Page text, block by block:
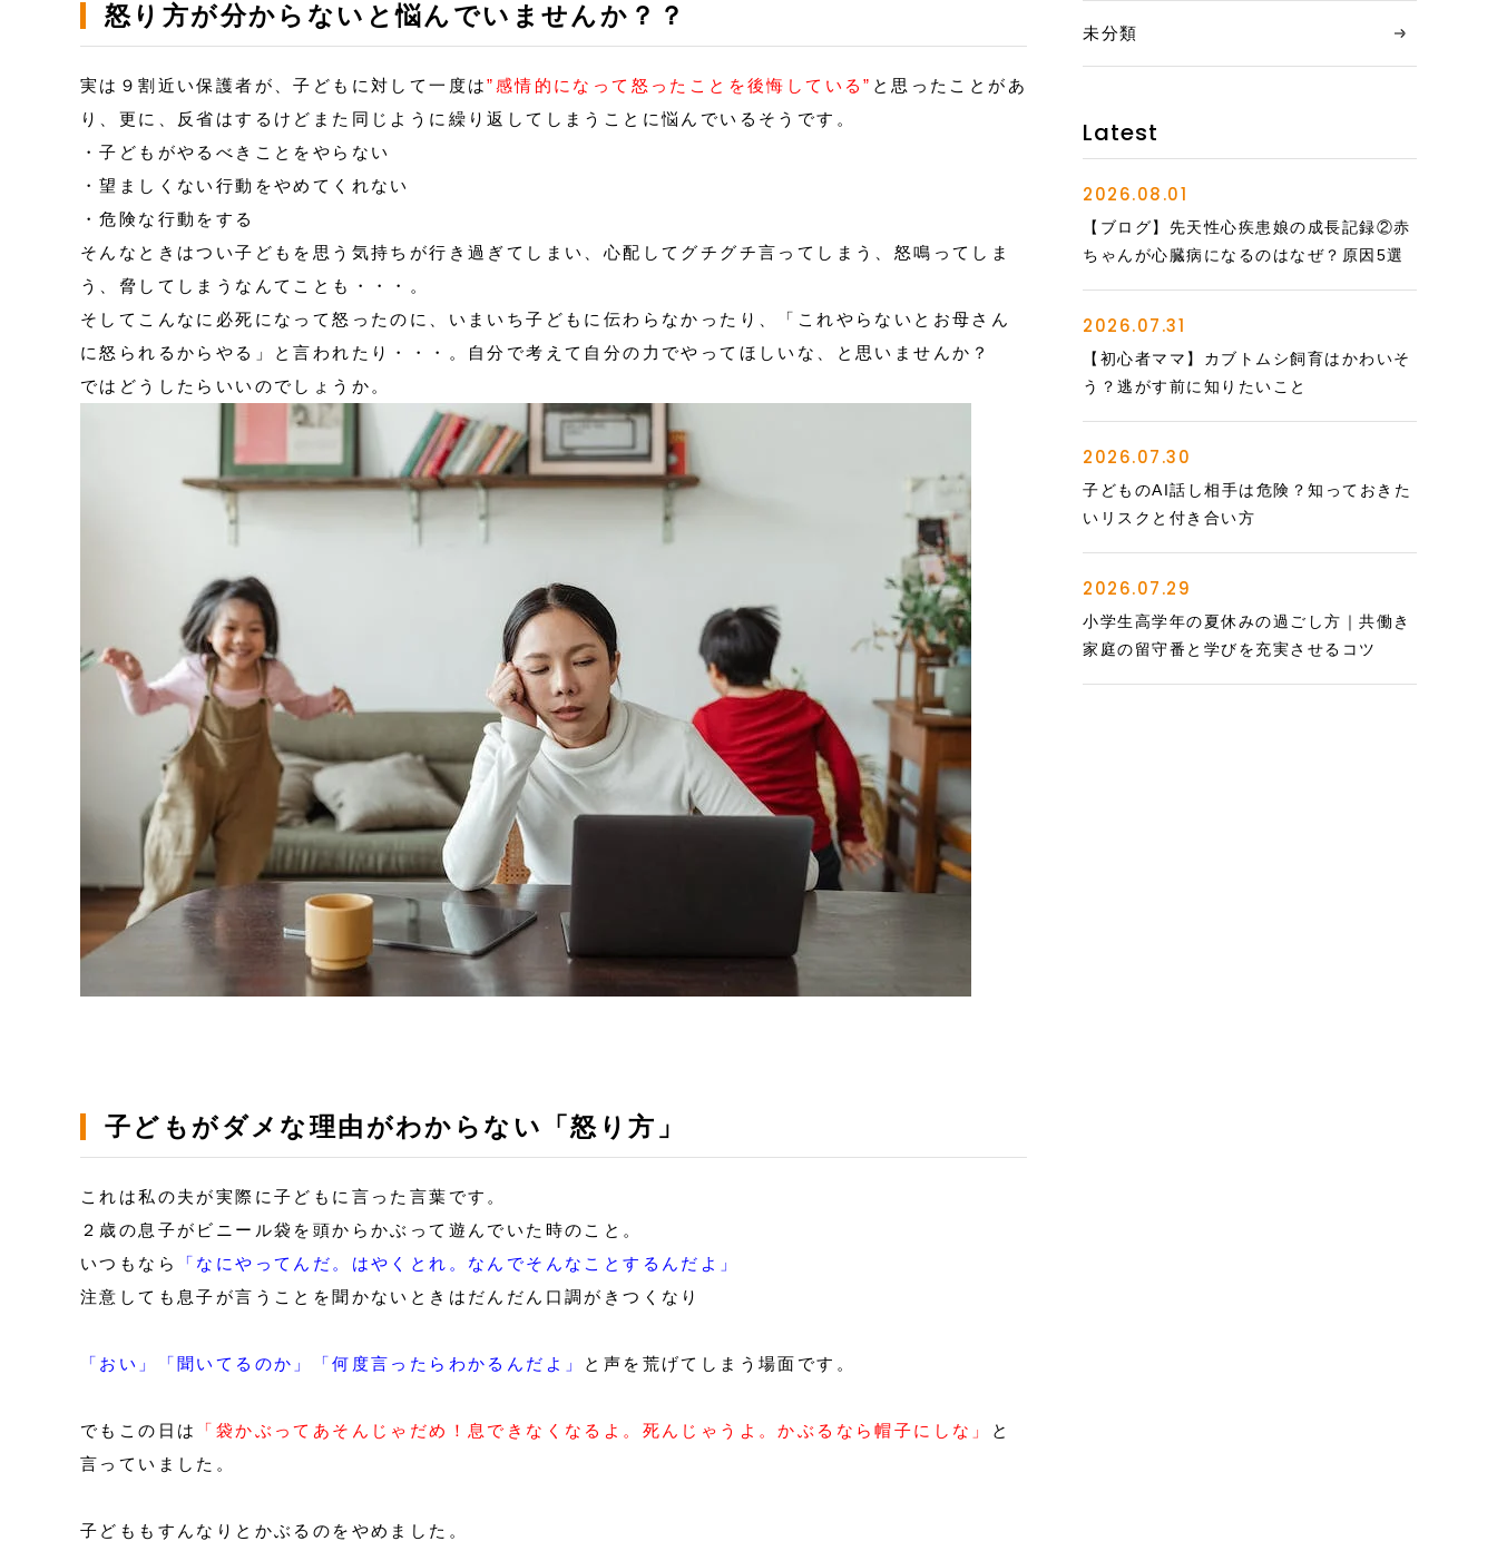
怒り方が分からないと悩んでいませんか？？
実は９割近い保護者が、子どもに対して一度は”感情的になって怒ったことを後悔している” と思ったことがあ
り、更に、反省はするけどまた同じように繰り返してしまうことに悩んでいるそうです。
・子どもがやるべきことをやらない
・望ましくない行動をやめてくれない
・危険な行動をする
そんなときはつい子どもを思う気持ちが行き過ぎてしまい、心配してグチグチ言ってしまう、怒鳴ってしま
う、脅してしまうなんてことも・・・。
そしてこんなに必死になって怒ったのに、いまいち子どもに伝わらなかったり、「これやらないとお母さん
に怒られるからやる」と言われたり・・・。自分で考えて自分の力でやってほしいな、と思いませんか？
ではどうしたらいいのでしょうか。
子どもがダメな理由がわからない「怒り方」
これは私の夫が実際に子どもに言った言葉です。
２歳の息子がビニール袋を頭からかぶって遊んでいた時のこと。
いつもなら
「なにやってんだ。はやくとれ。なんでそんなことするんだよ」
注意しても息子が言うことを聞かないときはだんだん口調がきつくなり
「おい」「聞いてるのか」「何度言ったらわかるんだよ」 と声を荒げてしまう場面です。
でもこの日は 「袋かぶってあそんじゃだめ！息できなくなるよ。死んじゃうよ。かぶるなら帽子にしな」
と
言っていました。
子どももすんなりとかぶるのをやめました。
未分類
Latest
2026.08.01
【ブログ】先天性心疾患娘の成長記録②赤
ちゃんが心臓病になるのはなぜ？原因5選
2026.07.31
【初心者ママ】カブトムシ飼育はかわいそ
う？逃がす前に知りたいこと
2026.07.30
子どものAI話し相手は危険？知っておきた
いリスクと付き合い方
2026.07.29
小学生高学年の夏休みの過ごし方｜共働き
家庭の留守番と学びを充実させるコツ